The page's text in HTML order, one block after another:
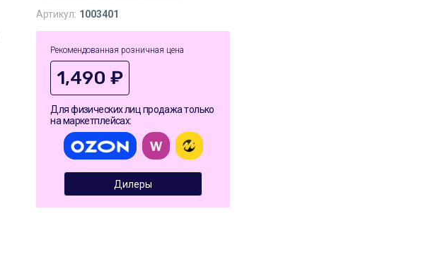
Артикул: 1003401
Рекомендованная розничная цена
1,490 ₽
Для физических лиц продажа только
на маркетплейсах:
Дилеры